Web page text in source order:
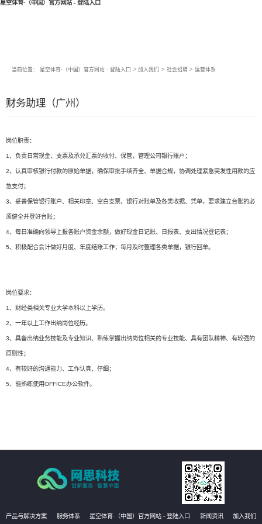
星空体育·（中国）官方网站 - 登陆入口
当前位置： 星空体育·（中国）官方网站 - 登陆入口 > 加入我们 > 社会招聘 > 运营体系
财务助理（广州）
岗位职责：
1、负责日常现金、支票及承兑汇票的收付、保管，管理公司银行账户；
2、认真审核银行付款的原始单据，确保审批手续齐全、单据合规，协调处理紧急突发性用款的应
急支付；
3、妥善保管银行账户、相关印章、空白支票、银行对账单及各类收据、凭单，要求建立台账的必
须健全并登好台账；
4、每日准确向领导上报各账户资金余额，做好现金日记账、日报表、支出情况登记表；
5、积极配合会计做好月度、年度结账工作；每月及时整理各类单据，银行回单。
岗位要求：
1、财经类相关专业大学本科以上学历。
2、一年以上工作出纳岗位经历。
3、具备出纳业务技能及专业知识、熟练掌握出纳岗位相关的专业技能、具有团队精神、有较强的
原则性；
4、有较好的沟通能力、工作认真、仔细；
5、能熟练使用OFFICE办公软件。
产品与解决方案 服务体系 星空体育·（中国）官方网站 - 登陆入口 新闻资讯 加入我们